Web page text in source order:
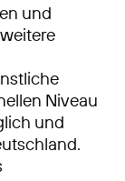
und
Niveau
und